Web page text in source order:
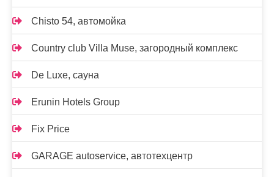
Chisto 54, автомойка
Country club Villa Muse, загородный комплекс
De Luxe, сауна
Erunin Hotels Group
Fix Price
GARAGE autoservice, автотехцентр